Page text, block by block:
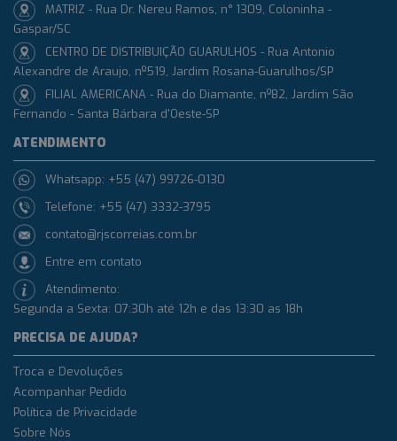
MATRIZ - Rua Dr. Nereu Ramos, n° 1309, Coloninha -
Gaspar/SC
CENTRO DE DISTRIBUIÇÃO GUARULHOS - Rua Antonio
Alexandre de Araujo, nº519, Jardim Rosana-Guarulhos/SP
FILIAL AMERICANA - Rua do Diamante, nº82, Jardim São
Fernando - Santa Bárbara d'Oeste-SP
ATENDIMENTO
Whatsapp: +55 (47) 99726-0130
Telefone: +55 (47) 3332-3795
contato@rjscorreias.com.br
Entre em contato
Atendimento:
Segunda a Sexta: 07:30h até 12h e das 13:30 as 18h
PRECISA DE AJUDA?
Troca e Devoluções
Acompanhar Pedido
Política de Privacidade
Sobre Nós